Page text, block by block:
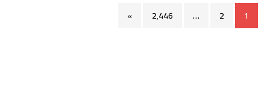
1
2
… 2٬446 »